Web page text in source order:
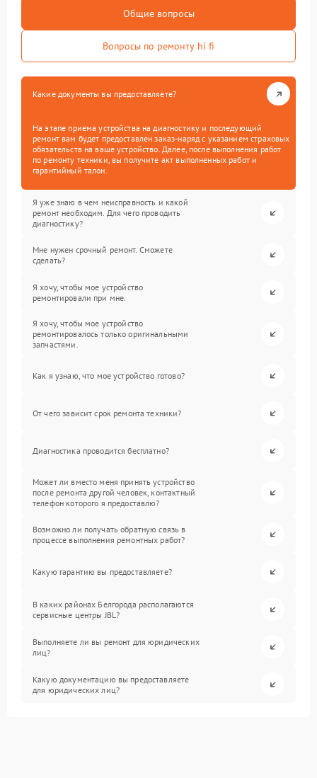
Общие вопросы
Вопросы по ремонту hi fi
Какие документы вы предоставляете?
На этапе приема устройства на диагностику и последующий
ремонт вам будет предоставлен заказ-наряд с указанием страховых
обязательств на ваше устройство. Далее, после выполнения работ
по ремонту техники, вы получите акт выполненных работ и
гарантийный талон.
Я уже знаю в чем неисправность и какой
ремонт необходим. Для чего проводить
диагностику?
Мне нужен срочный ремонт. Сможете
сделать?
Я хочу, чтобы мое устройство
ремонтировали при мне.
Я хочу, чтобы мое устройство
ремонтировалось только оригинальными
запчастями.
Как я узнаю, что мое устройство готово?
От чего зависит срок ремонта техники?
Диагностика проводится бесплатно?
Может ли вместо меня принять устройство
после ремонта другой человек, контактный
телефон которого я предоставлю?
Возможно ли получать обратную связь в
процессе выполнения ремонтных работ?
Какую гарантию вы предоставляете?
В каких районах Белгорода располагаются
сервисные центры JBL?
Выполняете ли вы ремонт для юридических
лиц?
Какую документацию вы предоставляете
для юридических лиц?